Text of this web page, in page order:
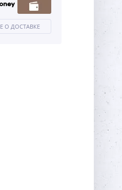
О ДОСТАВКЕ